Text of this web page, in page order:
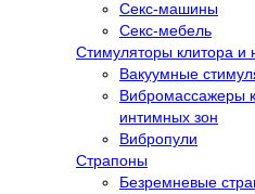
Секс-машины
Секс-мебель
Стимуляторы клитора и
Вакуумные
Вибромассажеры
интимных зон
Вибропули
Страпоны
Безремневые